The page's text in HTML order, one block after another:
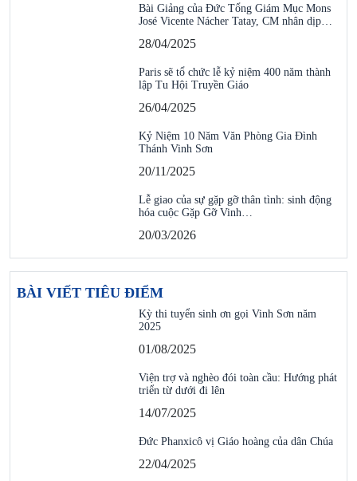
Bài Giảng của Đức Tổng Giám Mục Mons
José Vicente Nácher Tatay, CM nhân dịp…
28/04/2025
Paris sẽ tổ chức lễ kỷ niệm 400 năm thành
lập Tu Hội Truyền Giáo
26/04/2025
Kỷ Niệm 10 Năm Văn Phòng Gia Đình
Thánh Vinh Sơn
20/11/2025
Lễ giao của sự gặp gỡ thân tình: sinh động
hóa cuộc Gặp Gỡ Vinh…
20/03/2026
BÀI VIẾT TIÊU ĐIỂM
Kỳ thi tuyển sinh ơn gọi Vinh Sơn năm
2025
01/08/2025
Viện trợ và nghèo đói toàn cầu: Hướng phát
triển từ dưới đi lên
14/07/2025
Đức Phanxicô vị Giáo hoàng của dân Chúa
22/04/2025